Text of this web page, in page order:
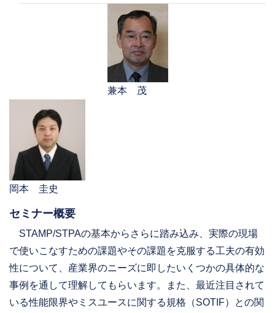
兼本 茂
岡本 圭史
セミナー概要
STAMP/STPAの基本からさらに踏み込み、実際の現場
で使いこなすための課題やその課題を克服する工夫の有効
性について、産業界のニーズに即したいくつかの具体的な
事例を通して理解してもらいます。また、最近注目されて
いる性能限界やミスユースに関する規格（SOTIF）との関